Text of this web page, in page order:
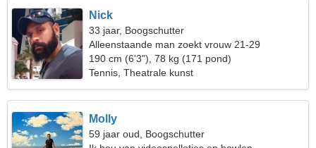
Nick
33 jaar, Boogschutter
Alleenstaande man zoekt vrouw 21-29
190 cm (6'3"), 78 kg (171 pond)
Tennis, Theatrale kunst
Molly
59 jaar oud, Boogschutter